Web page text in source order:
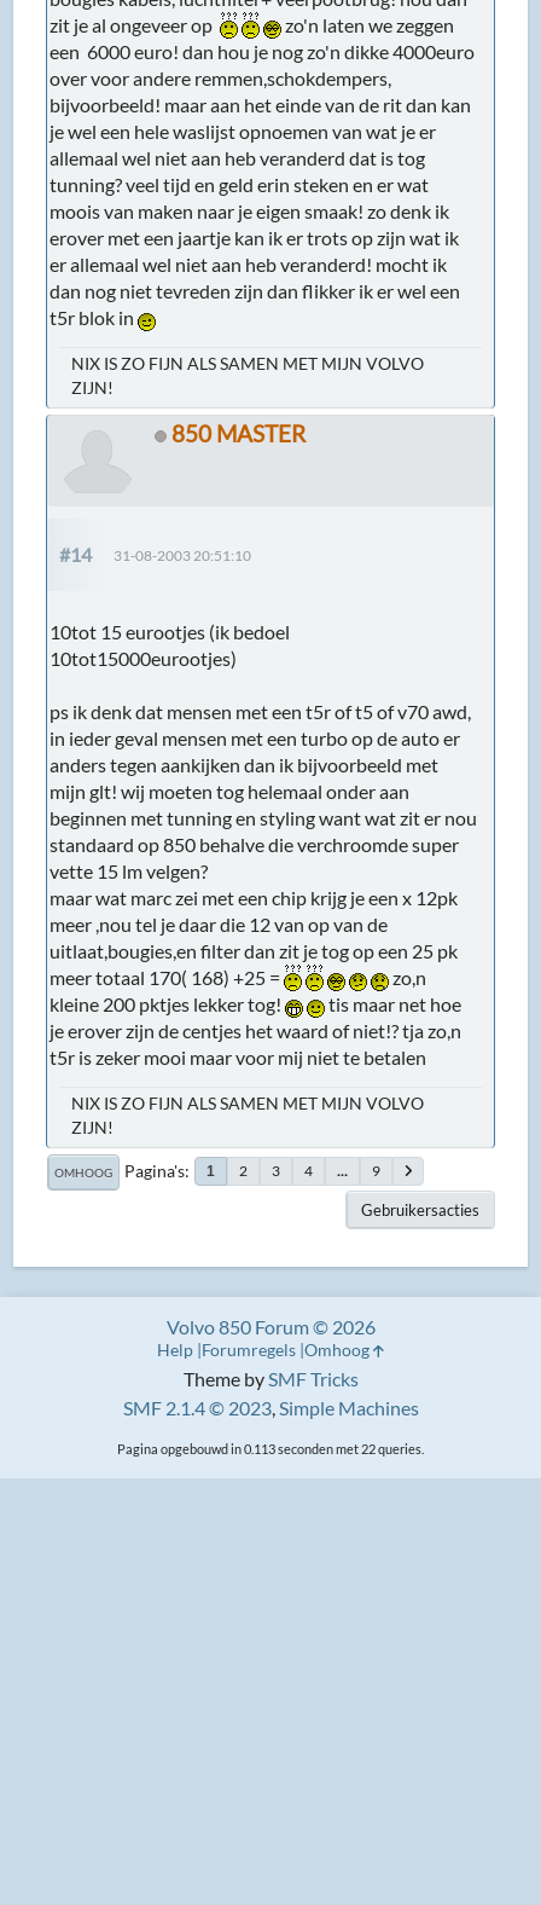
zit je al ongeveer op
zo'n laten we zeggen
een 6000 euro! dan hou je nog zo'n dikke 4000euro
over voor andere remmen,schokdempers,
bijvoorbeeld! maar aan het einde van de rit dan kan
je wel een hele waslijst opnoemen van wat je er
allemaal wel niet aan heb veranderd dat is tog
tunning? veel tijd en geld erin steken en er wat
moois van maken naar je eigen smaak! zo denk ik
erover met een jaartje kan ik er trots op zijn wat ik
er allemaal wel niet aan heb veranderd! mocht ik
dan nog niet tevreden zijn dan flikker ik er wel een
t5r blok in
NIX IS ZO FIJN ALS SAMEN MET MIJN VOLVO
ZIJN!
850 MASTER
#14 31-08-2003 20:51:10
10tot 15 eurootjes (ik bedoel
10tot15000eurootjes)
ps ik denk dat mensen met een t5r of t5 of v70 awd,
in ieder geval mensen met een turbo op de auto er
anders tegen aankijken dan ik bijvoorbeeld met
mijn glt! wij moeten tog helemaal onder aan
beginnen met tunning en styling want wat zit er nou
standaard op 850 behalve die verchroomde super
vette 15 lm velgen?
maar wat marc zei met een chip krijg je een x 12pk
meer ,nou tel je daar die 12 van op van de
uitlaat,bougies,en filter dan zit je tog op een 25 pk
meer totaal 170( 168) +25 =
zo,n
kleine 200 pktjes lekker tog!
tis maar net hoe
je erover zijn de centjes het waard of niet!? tja zo,n
t5r is zeker mooi maar voor mij niet te betalen
NIX IS ZO FIJN ALS SAMEN MET MIJN VOLVO
ZIJN!
OMHOOG Pagina's 1 2 3 4 ... 9
Gebruikersacties
Theme bySMF Tricks
SMF 2.1.4 © 2023,Simple Machines
Volvo 850 Forum © 2026
Help Forumregels Omhoog
Pagina opgebouwd in 0.113 seconden met 22 queries.